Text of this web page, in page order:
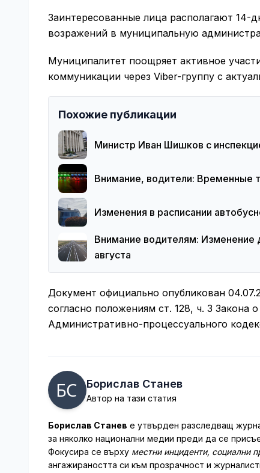
Заинтересованные лица располагают
возражений в муниципальную
Муниципалитет поощряет активное
коммуникации через Viber-группу с
Похожие публикации
Министр Иван Шишков с
Внимание, водители: Временные
Изменения в расписании
Внимание водителям: Изменение
августа
Документ официально опубликован
согласно положениям ст. 128, ч. 3 Закона
Административно-процессуального
Борислав Станев
Автор на тази статия
Борислав Станев е утвърден разследващ
за няколко национални медии преди да се
Фокусира се върху местни инциденти, социални
ангажираността си към прозрачност и